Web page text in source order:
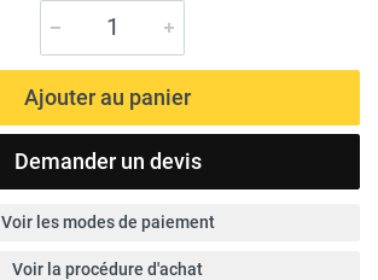
Ajouter au panier
Demander un devis
Voir les modes de paiement
Voir la procédure d'achat